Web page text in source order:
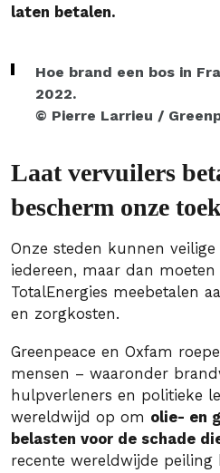
laten betalen.
Hoe brand een bos in
2022.
© Pierre Larrieu /
Laat vervuilers
bescherm onze
Onze steden kunnen
iedereen, maar dan
TotalEnergies meebetalen
en zorgkosten.
Greenpeace en Oxfam
mensen – waaronder
hulpverleners en politieke
wereldwijd op om olie- en
belasten voor de schade
recente wereldwijde